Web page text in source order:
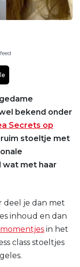
bekend onder
Secrets op
stoeltje met
wat met haar
deel je dan met
inhoud en dan
in het
class stoeltjes